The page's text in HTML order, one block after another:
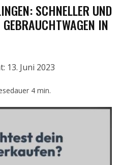
SCHNELLER UND
IN
13. Juni 2023
4 min.